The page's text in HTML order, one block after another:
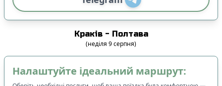
Краків - Полтава
(неділя 9серпня)
Налаштуйте ідеальний маршрут: